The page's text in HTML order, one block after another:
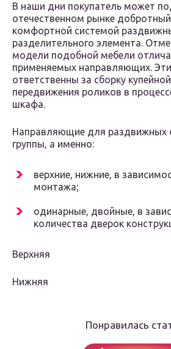
В наши дни покупатель может
отечественном рынке
комфортной системой
разделительного элемента.
модели подобной мебели
применяемых направляющих.
ответственны за сборку
передвижения роликов в
шкафа.
Направляющие для раздвижных
группы, а именно:
верхние, нижние, в
монтажа;
одинарные, двойные, в
количества дверок
Верхняя
Нижняя
Понравилась